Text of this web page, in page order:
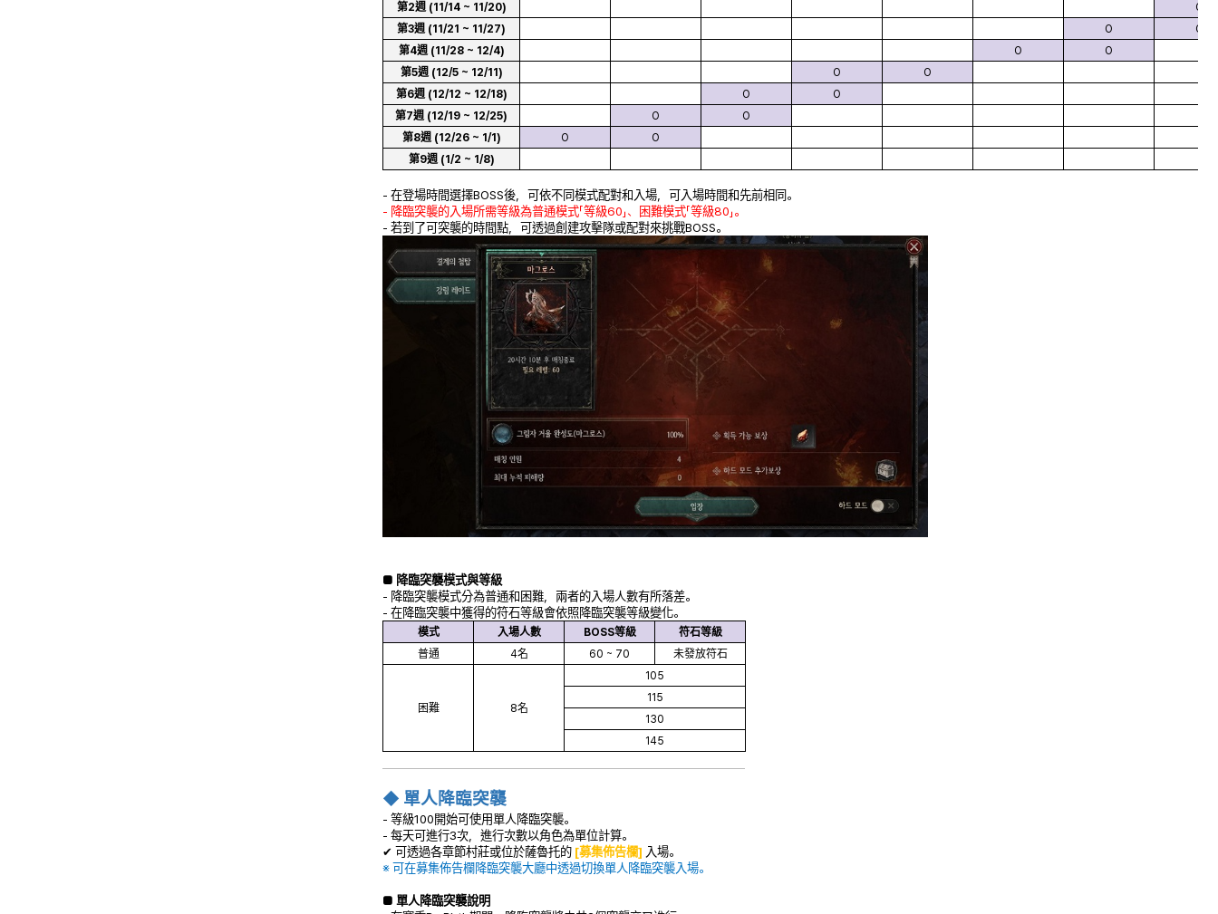
第2週 (11/14 ~ 11/20)
O
第3週 (11/21 ~ 11/27)
O
O
第4週 (11/28 ~ 12/4)
O
O
第5週 (12/5 ~ 12/11)
O
O
第6週 (12/12 ~ 12/18)
O
O
第7週 (12/19 ~ 12/25)
O
O
第8週 (12/26 ~ 1/1)
O
O
第9週 (1/2 ~ 1/8)
- 在登場時間選擇BOSS後，可依不同模式配對和入場，可入場時間和先前相同。
- 降臨突襲的入場所需等級為普通模式「等級60」、困難模式「等級80」。
- 若到了可突襲的時間點，可透過創建攻擊隊或配對來挑戰BOSS。
■ 降臨突襲模式與等級
- 降臨突襲模式分為普通和困難，兩者的入場人數有所落差。
- 在降臨突襲中獲得的符石等級會依照降臨突襲等級變化。
模式 入場人數 BOSS等級
符石等級
普通
4名 60 ~ 70 未發放符石
困難 8名
105
115
130
145
◆ 單人降臨突襲
- 等級100開始可使用單人降臨突襲。
- 每天可進行3次，進行次數以角色為單位計算。
✔ 可透過各章節村莊或位於薩魯托的 [募集佈告欄] 入場。
※ 可在募集佈告欄降臨突襲大廳中透過切換單人降臨突襲入場。
■ 單人降臨突襲說明